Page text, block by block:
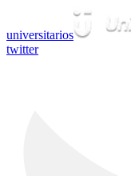
universitarios
twitter